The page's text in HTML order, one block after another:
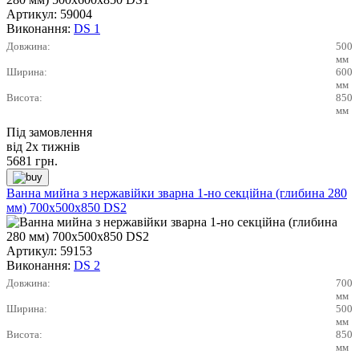
Артикул: 59004
Виконання: DS 1
Довжина:
500
мм
Ширина:
600
мм
Висота:
850
мм
Під замовлення
від 2х тижнів
5681 грн.
Ванна мийна з нержавійки зварна 1-но секційна (глибина 280
мм) 700х500х850 DS2
Артикул: 59153
Виконання: DS 2
Довжина:
700
мм
Ширина:
500
мм
Висота:
850
мм